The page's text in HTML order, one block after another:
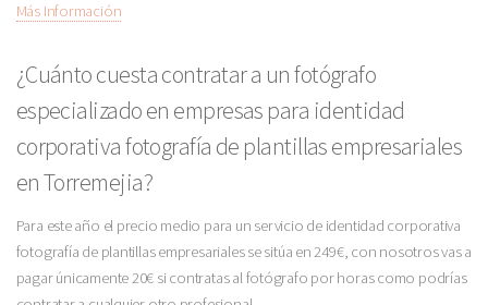
Más Información
¿Cuánto cuesta contratar a un fotógrafo
especializado en empresas para identidad
corporativa fotografía de plantillas empresariales
en Torremejia?
Para este año el precio medio para un servicio de identidad corporativa
fotografía de plantillas empresariales se sitúa en 249€, con nosotros vas a
pagar únicamente 20€ si contratas al fotógrafo por horas como podrías